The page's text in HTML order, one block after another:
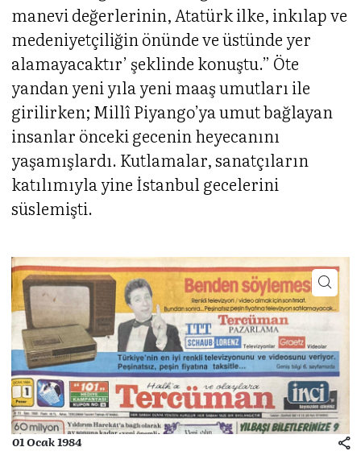
manevi değerlerinin, Atatürk ilke, inkılap ve
medeniyetçiliğin önünde ve üstünde yer
alamayacaktır’ şeklinde konuştu.” Öte
yandan yeni yıla yeni maaş umutları ile
girilirken; Millî Piyango’ya umut bağlayan
insanlar önceki gecenin heyecanını
yaşamışlardı. Kutlamalar, sanatçıların
katılımıyla yine İstanbul gecelerini
süslemişti.
01 Ocak 1984